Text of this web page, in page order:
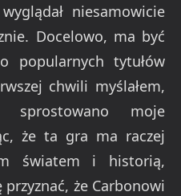
niesamowicie
Docelowo, ma być
tytułów
chwili myślałem,
moje
że ta gra ma raczej
światem i historią,
że Carbonowi